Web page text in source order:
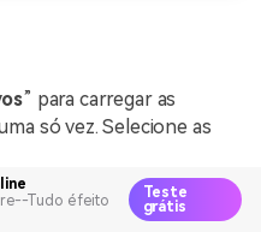
” para carregar as
só vez. Selecione as
Tudo é feito
Teste
grátis